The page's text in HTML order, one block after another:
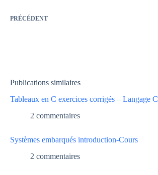
PRÉCÉDENT
Publications similaires
Tableaux en C exercices corrigés – Langage C
2 commentaires
Systèmes embarqués introduction-Cours
2 commentaires